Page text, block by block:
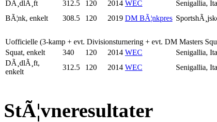
DÃ¸dlÃ¸ft
312.5 120 2014 WEC
Senigallia,
BÃ¦nk, enkelt
308.5 120 2019 DM BÃ¦nkpres
Uofficielle (3-kamp + evt. Divisionsturnering + evt. DM Masters
Squat, enkelt
340 120 2014 WEC
Senigallia,
DÃ¸dlÃ¸ft,
enkelt
312.5 120 2014 WEC Senigallia,
StÃ¦vneresultater